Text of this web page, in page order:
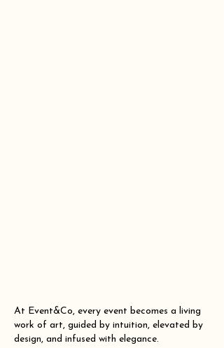
At Event&Co, every event becomes a living
work of art, guided by intuition, elevated by
design, and infused with elegance.